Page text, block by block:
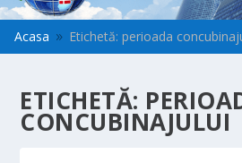
Acasa 9 Etichetă: perioada
ETICHETĂ:
CONCUBINAJULUI